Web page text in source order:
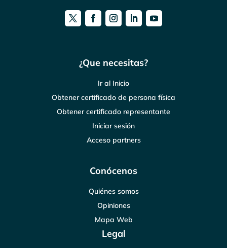
¿Que necesitas?
Ir al Inicio
Obtener certificado de persona física
Obtener certificado representante
Iniciar sesión
Acceso partners
Conócenos
Quiénes somos
Opiniones
Mapa Web
Legal